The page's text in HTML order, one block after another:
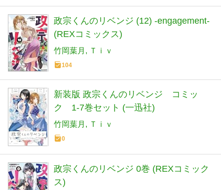
政宗くんのリベンジ (12) -engagement-
(REXコミックス)
竹岡葉月 Ｔｉｖ
104
新装版 政宗くんのリベンジ コミッ
ク 1-7巻セット (一迅社)
竹岡葉月 Ｔｉｖ
0
政宗くんのリベンジ 0巻 (REXコミック
ス)